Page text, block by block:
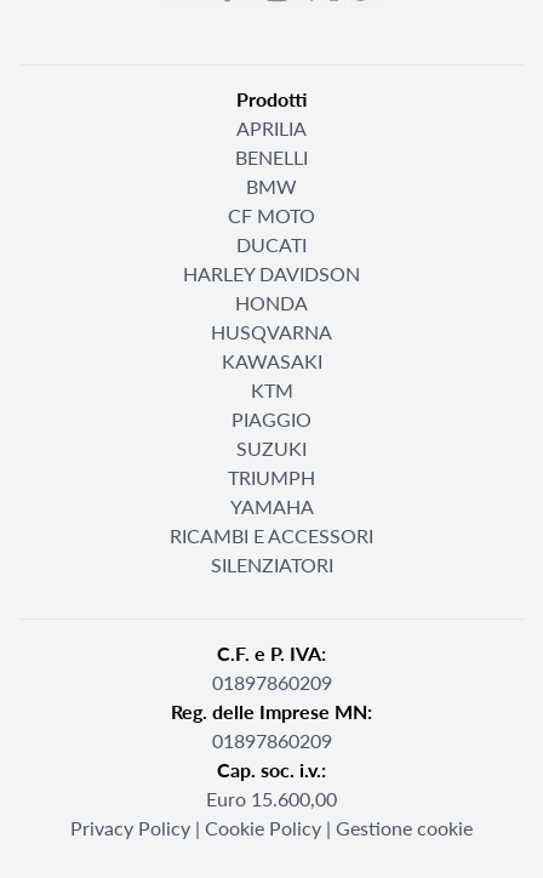
Prodotti
APRILIA
BENELLI
BMW
CF MOTO
DUCATI
HARLEY DAVIDSON
HONDA
HUSQVARNA
KAWASAKI
KTM
PIAGGIO
SUZUKI
TRIUMPH
YAMAHA
RICAMBI E ACCESSORI
SILENZIATORI
C.F. e P. IVA:
01897860209
Reg. delle Imprese MN:
01897860209
Cap. soc. i.v.:
Euro 15.600,00
Privacy Policy | Cookie Policy | Gestione cookie